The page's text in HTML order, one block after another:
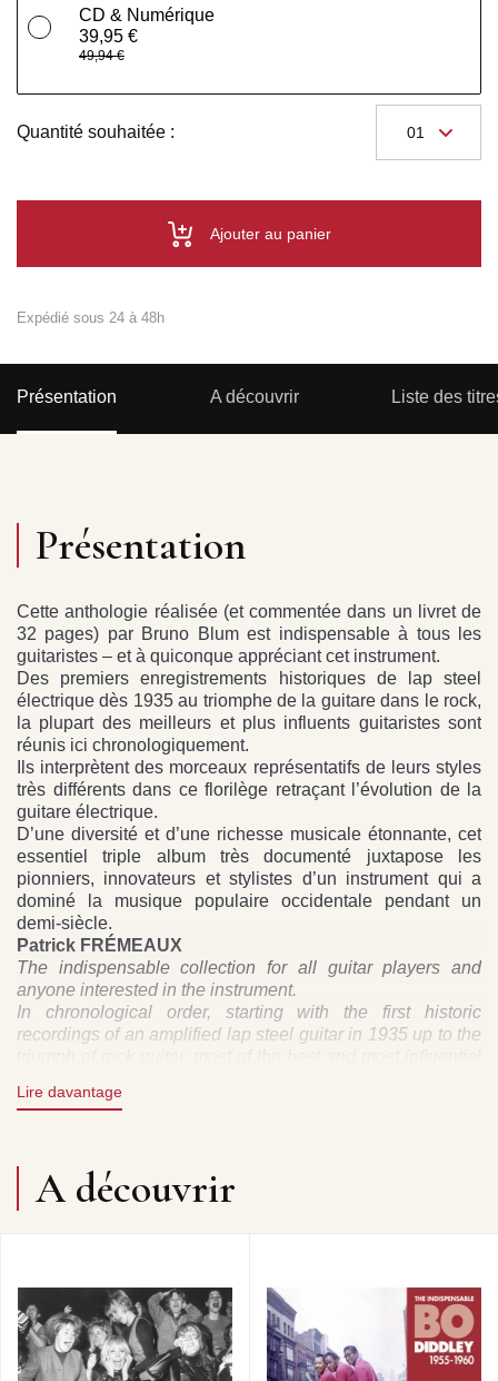
CD & Numérique
39,95 €
49,94 €
Quantité souhaitée :
Ajouter au panier
Expédié sous 24 à 48h
Présentation A découvrir Liste des
Présentation
Cette anthologie réalisée (et commentée dans un livret de
32 pages) par Bruno Blum est indispensable à tous les
guitaristes – et à quiconque appréciant cet instrument.
Des premiers enregistrements historiques de lap steel
électrique dès 1935 au triomphe de la guitare dans le rock,
la plupart des meilleurs et plus influents guitaristes sont
réunis ici chronologiquement.
Ils interprètent des morceaux représentatifs de leurs styles
très différents dans ce florilège retraçant l’évolution de la
guitare électrique.
D’une diversité et d’une richesse musicale étonnante, cet
essentiel triple album très documenté juxtapose les
pionniers, innovateurs et stylistes d’un instrument qui a
dominé la musique populaire occidentale pendant un
demi-siècle.
Patrick FRÉMEAUX
The indispensable collection for all guitar players and
anyone interested in the instrument.
In chronological order, starting with the first historic
recordings of an amplified lap steel guitar in 1935 up to the
They are heard showing astonishing musical diversity in
and features not only the pioneers and innovators but also
the stylists who contributed to make the guitar the dominant
instrument in western popular music for over five decades.
DIRECTION ARTISTIQUE : BRUNO BLUM
DROITS : DP / FREMEAUX & ASSOCIES
Lire davantage
A découvrir